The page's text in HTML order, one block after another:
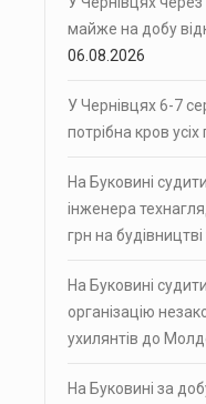
майже на добу
06.08.2026
У Чернівцях 6-7
потрібна кров усіх
На Буковині
інженера
грн на
На Буковині
організацію
ухилянтів до
На Буковині за